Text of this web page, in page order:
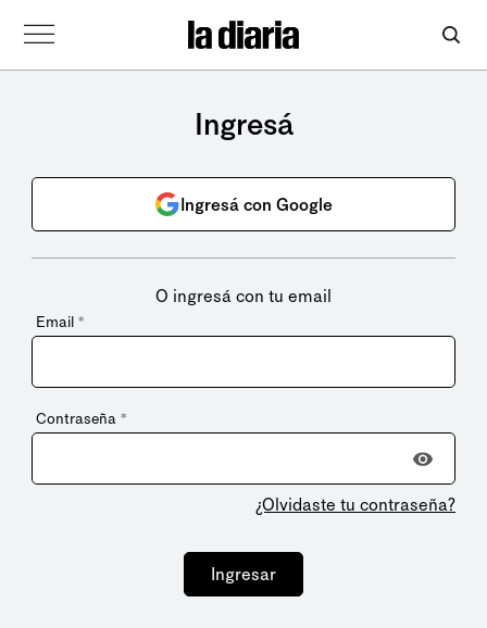
Ingresá
Ingresá con Google
O ingresá con tu email
Email *
Contraseña *
¿Olvidaste tu contraseña?
Ingresar